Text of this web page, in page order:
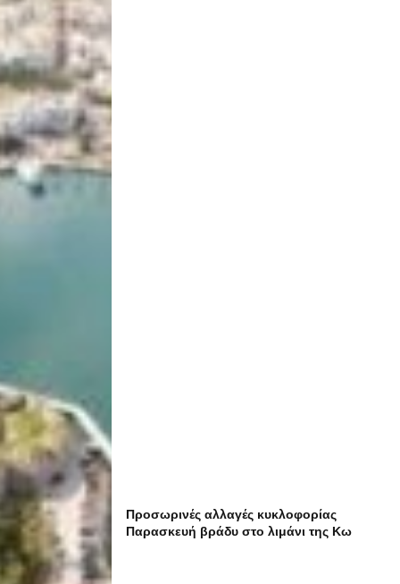
Προσωρινές αλλαγές κυκλοφορίας
Παρασκευή βράδυ στο λιμάνι της Κω